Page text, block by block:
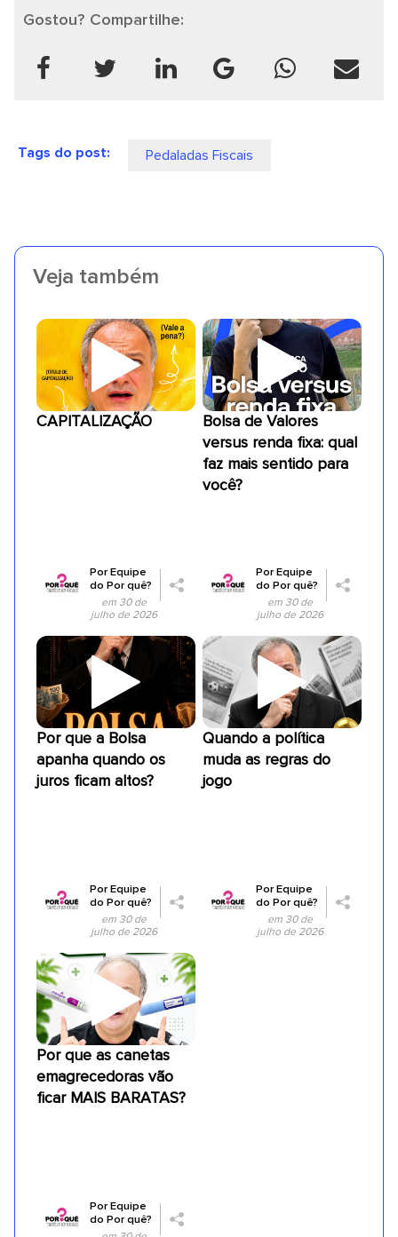
Gostou? Compartilhe:
Tags do post: Pedaladas Fiscais
Veja também
CAPITALIZAÇÃO
PorEquipe
do Por quê?
em 30 de
julho de 2026
Bolsa de Valores
versus renda fixa: qual
faz mais sentido para
você?
PorEquipe
do Por quê?
em 30 de
julho de 2026
Por que a Bolsa
apanha quando os
juros ficam altos?
PorEquipe
do Por quê?
em 30 de
julho de 2026
Quando a política
muda as regras do
jogo
PorEquipe
do Por quê?
em 30 de
julho de 2026
Por que as canetas
emagrecedoras vão
ficar MAIS BARATAS?
PorEquipe
do Por quê?